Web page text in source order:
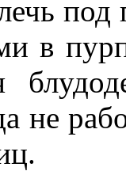
под
в
не